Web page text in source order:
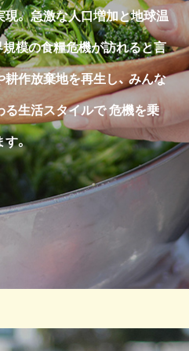
。急激な人口増加と地球温
模の食糧危機が訪れると言
作放棄地を再生し、みんな
る生活スタイルで危機を乗
。